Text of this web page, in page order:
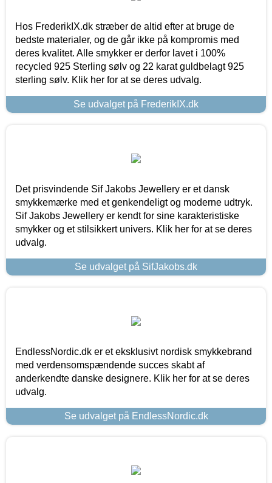
Hos FrederikIX.dk stræber de altid efter at bruge de
bedste materialer, og de går ikke på kompromis med
deres kvalitet. Alle smykker er derfor lavet i 100%
recycled 925 Sterling sølv og 22 karat guldbelagt 925
sterling sølv. Klik her for at se deres udvalg.
Se udvalget på FrederikIX.dk
Det prisvindende Sif Jakobs Jewellery er et dansk
smykkemærke med et genkendeligt og moderne udtryk.
Sif Jakobs Jewellery er kendt for sine karakteristiske
smykker og et stilsikkert univers. Klik her for at se deres
udvalg.
Se udvalget på SifJakobs.dk
EndlessNordic.dk er et eksklusivt nordisk smykkebrand
med verdensomspændende succes skabt af
anderkendte danske designere. Klik her for at se deres
udvalg.
Se udvalget på EndlessNordic.dk